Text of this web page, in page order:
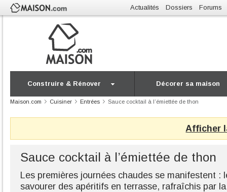
Actualités Dossiers Forums
Construire & Rénover Décorer sa maison
Maison.com Cuisiner Entrées Sauce cocktail à l’émiettée de thon
Afficher
Sauce cocktail à l’émiettée de thon
Les premières journées chaudes se manifestent :
savourer des apéritifs en terrasse, rafraîchis par